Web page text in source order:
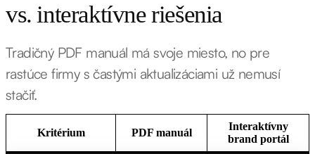
vs. interaktívne riešenia
Tradičný PDF manuál má svoje miesto, no pre
rastúce firmy s častými aktualizáciami už nemusí
stačiť.
Kritérium PDF manuál
Interaktívny
brand portál